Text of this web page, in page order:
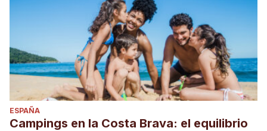
ESPAÑA
Campings en la Costa Brava: el equilibrio